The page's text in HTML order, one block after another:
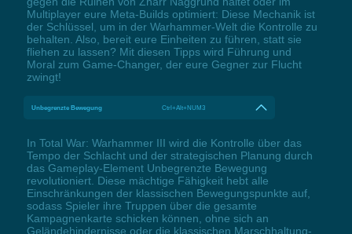
Multiplayer eure Meta-Builds optimiert: Diese Mechanik ist
der Schlüssel, um in der Warhammer-Welt die Kontrolle zu
behalten. Also, bereit eure Einheiten zu führen, statt sie
fliehen zu lassen? Mit diesen Tipps wird Führung und
Moral zum Game-Changer, der eure Gegner zur Flucht
zwingt!
Unbegrenzte Bewegung Ctrl+Alt+NUM3
In Total War: Warhammer III wird die Kontrolle über das
Tempo der Schlacht und der strategischen Planung durch
das Gameplay-Element Unbegrenzte Bewegung
revolutioniert. Diese mächtige Fähigkeit hebt alle
Einschränkungen der klassischen Bewegungspunkte auf,
sodass Spieler ihre Truppen über die gesamte
Kampagnenkarte schicken können, ohne sich an
Geländehindernisse oder die klassischen Marschhaltung-